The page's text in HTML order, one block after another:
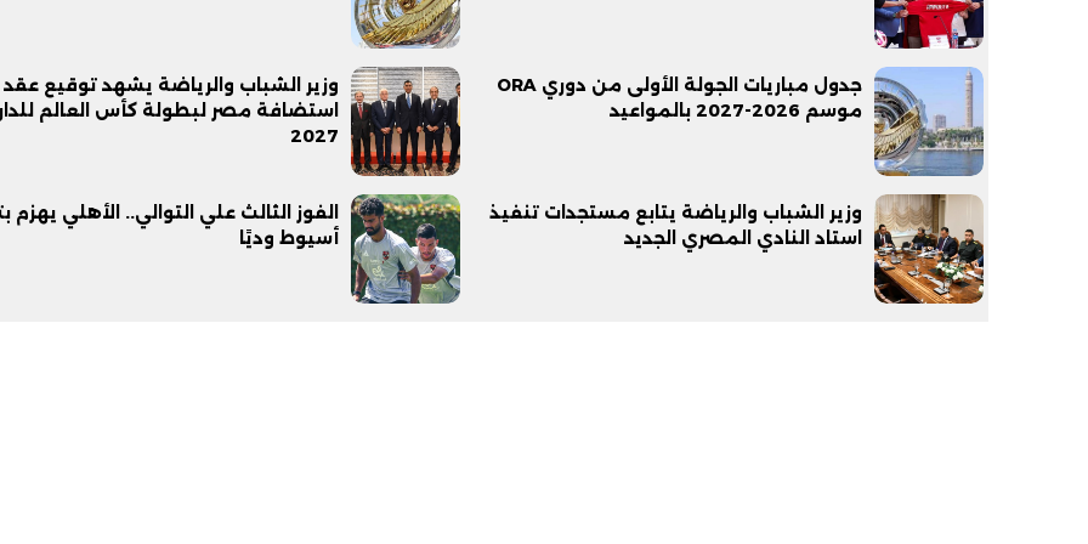
جدول مباريات الجولة الأولى من دوري ORA
موسم 2026-2027 بالمواعيد
وزير الشباب والرياضة يشهد توقيع عقد
استضافة مصر لبطولة كأس العالم
2027
وزير الشباب والرياضة يتابع مستجدات تنفيذ
استاد النادي المصري الجديد
الفوز الثالث علي التوالي.. الأهلي يهزم
أسيوط وديًا